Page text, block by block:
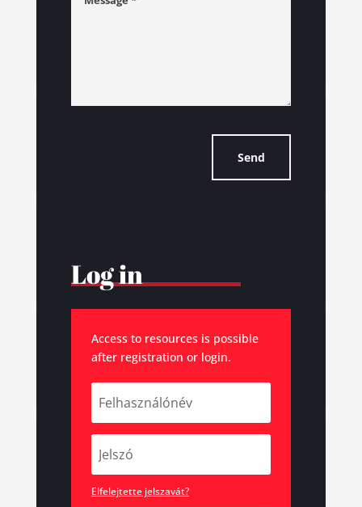
Send
Log in
Access to resources is possible
after registration or login.
Elfelejtette jelszavát?